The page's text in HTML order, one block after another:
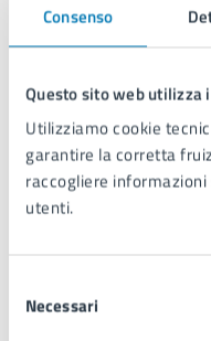
Consenso
Questo sito web utilizza
Utilizziamo cookie
garantire la corretta
raccogliere
utenti.
delNecessari
Elenco istanze
Elenco istanze
Elenco istanze
Elenco istanze
Elenco istanze /
Elenco istanze